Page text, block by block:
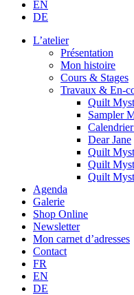
EN
DE
L’atelier
Présentation
Mon histoire
Cours & Stages
Travaux & En-
Quilt
Sampler
Dear Jane
Quilt
Quilt
Quilt
Agenda
Galerie
Shop Online
Newsletter
Mon carnet d’adresses
Contact
FR
EN
DE